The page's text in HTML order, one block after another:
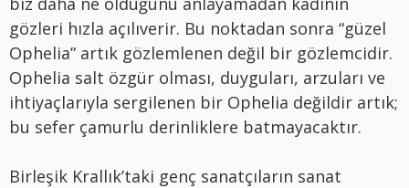
gözleri hızla açılıverir. Bu noktadan sonra “güzel
Ophelia” artık gözlemlenen değil bir gözlemcidir.
Ophelia salt özgür olması, duyguları, arzuları ve
ihtiyaçlarıyla sergilenen bir Ophelia değildir artık;
bu sefer çamurlu derinliklere batmayacaktır.
Birleşik Krallık’taki genç sanatçıların sanat